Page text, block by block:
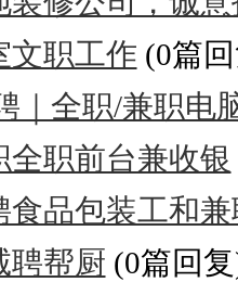
文职工作 (0篇
｜全职/兼职电
职前台兼收银
食品包装工和
聘帮厨 (0篇回